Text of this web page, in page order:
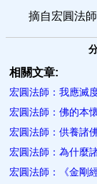
摘自宏圓法
相關文章:
宏圓法師：我應滅
宏圓法師：佛的本
宏圓法師：供養諸
宏圓法師：為什麼
宏圓法師：《金剛